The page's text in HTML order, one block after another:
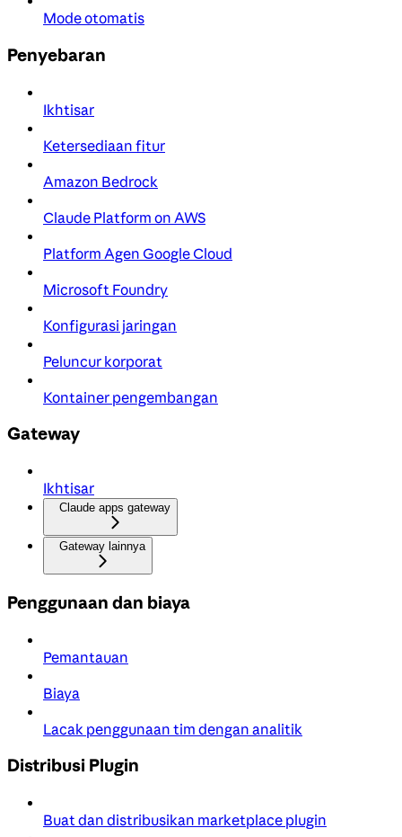
Mode otomatis
Penyebaran
Ikhtisar
Ketersediaan fitur
Amazon Bedrock
Claude Platform on AWS
Platform Agen Google Cloud
Microsoft Foundry
Konfigurasi jaringan
Peluncur korporat
Kontainer pengembangan
Gateway
Ikhtisar
Claude apps gateway
Gateway lainnya
Penggunaan dan biaya
Pemantauan
Biaya
Lacak penggunaan tim dengan analitik
Distribusi Plugin
Buat dan distribusikan marketplace plugin